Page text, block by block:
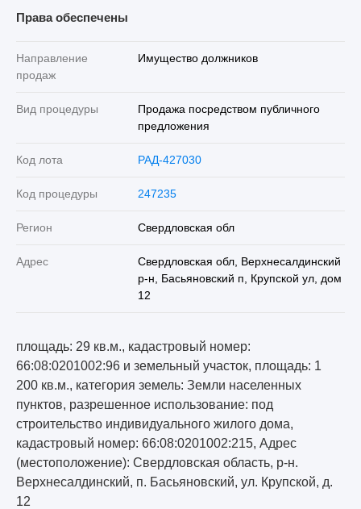
Права обеспечены
Направление
продаж
Имущество должников
Вид процедуры
Продажа посредством публичного
предложения
Код лота РАД-427030
Код процедуры 247235
Регион Свердловская обл
Адрес
Свердловская обл, Верхнесалдинский
р-н, Басьяновский п, Крупской ул, дом
12
площадь: 29 кв.м., кадастровый номер:
66:08:0201002:96 и земельный участок, площадь: 1
200 кв.м., категория земель: Земли населенных
пунктов, разрешенное использование: под
строительство индивидуального жилого дома,
кадастровый номер: 66:08:0201002:215, Адрес
(местоположение): Свердловская область, р-н.
Верхнесалдинский, п. Басьяновский, ул. Крупской, д.
12